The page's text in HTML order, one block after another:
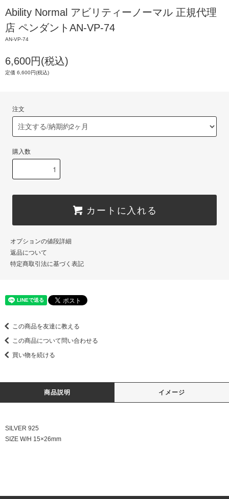
Ability Normal アビリティーノーマル 正規代理
店 ペンダントAN-VP-74
AN-VP-74
6,600円(税込)
定価 6,600円(税込)
注文
購入数
カートに入れる
オプションの値段詳細
返品について
特定商取引法に基づく表記
この商品を友達に教える
この商品について問い合わせる
買い物を続ける
商品説明 イメージ
SILVER 925
SIZE W/H 15×26mm